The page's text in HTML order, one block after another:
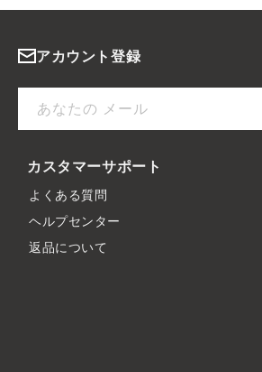
アカウント登録
あなたの メール
カスタマーサポート
よくある質問
ヘルプセンター
返品について